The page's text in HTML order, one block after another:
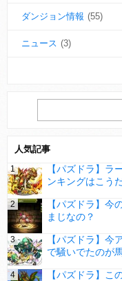
ダンジョン情報 (55)
ニュース (3)
人気記事
【パズドラ】ラ
ンキングはこう
【パズドラ】今
まじなの？
【パズドラ】今
で騒いでたのが
【パズドラ】こ